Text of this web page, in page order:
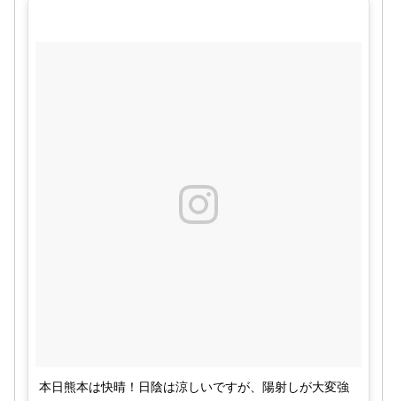
2017年9月
本日熊本は快晴！日陰は涼しいですが、陽射しが大変強